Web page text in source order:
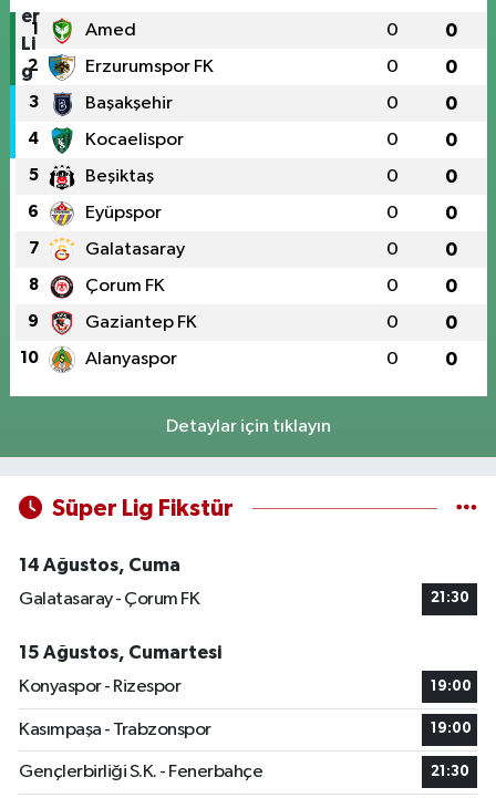
1 Amed 0 0
2 Erzurumspor FK 0 0
3 Başakşehir 0 0
4 Kocaelispor 0 0
5 Beşiktaş 0 0
6 Eyüpspor 0 0
7 Galatasaray 0 0
8 Çorum FK 0 0
9 Gaziantep FK 0 0
10 Alanyaspor 0 0
Detaylar için tıklayın
Süper Lig Fikstür
14 Ağustos, Cuma
Galatasaray - Çorum FK
21:30
15 Ağustos, Cumartesi
Konyaspor - Rizespor
19:00
Kasımpaşa - Trabzonspor 19:00
Gençlerbirliği S.K. - Fenerbahçe 21:30